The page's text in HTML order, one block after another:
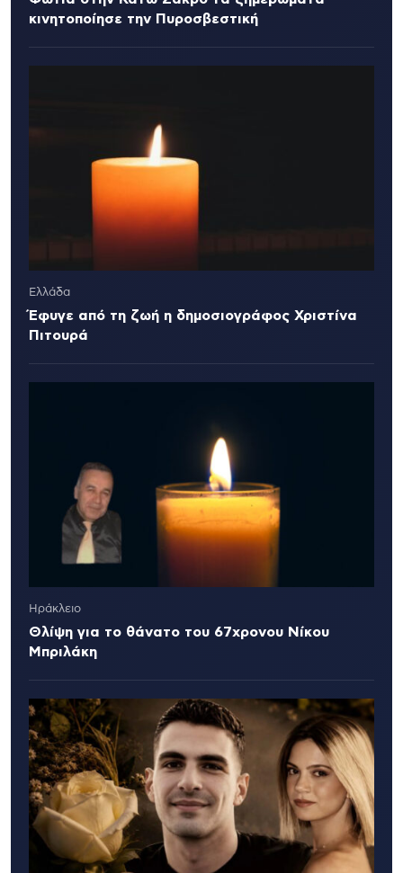
κινητοποίησε την Πυροσβεστική
Ελλάδα
Έφυγε από τη ζωή η δημοσιογράφος Χριστίνα
Πιτουρά
Ηράκλειο
Θλίψη για το θάνατο του 67χρονου Νίκου
Μπριλάκη